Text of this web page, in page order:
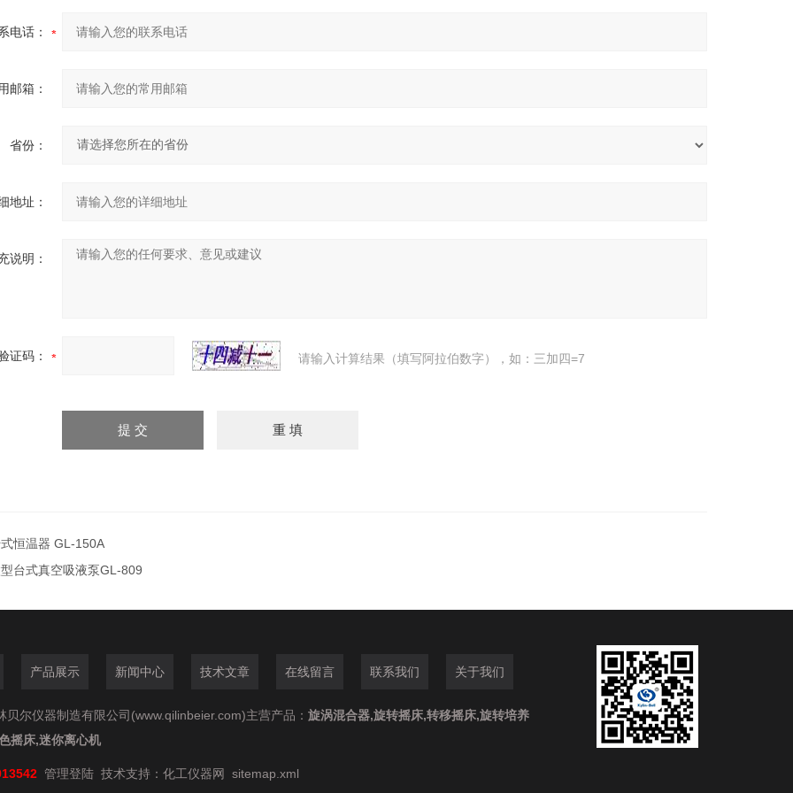
电话：
邮箱：
省份：
地址：
说明：
证码： 请输入计算结果（填写阿拉伯数字），如：三加四=7
恒温器 GL-150A
台式真空吸液泵GL-809
产品展示 新闻中心 技术文章 在线留言 联系我们 关于我们
贝尔仪器制造有限公司(www.qilinbeier.com)主营产品： 旋涡混合器,旋转摇床,转移摇床,旋转培养
摇床,迷你离心机
管理登陆 技术支持： 化工仪器网 sitemap.xml